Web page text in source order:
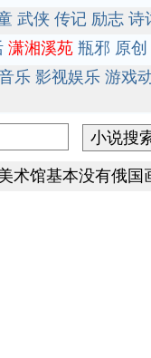
武侠 传记 励志 诗
潇湘溪苑 瓶邪 原创
乐 影视娱乐 游戏
术馆基本没有俄国